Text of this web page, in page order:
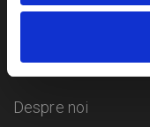
Calendar
Despre noi